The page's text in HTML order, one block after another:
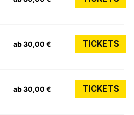
ab 30,00 € TICKETS
ab 30,00 € TICKETS